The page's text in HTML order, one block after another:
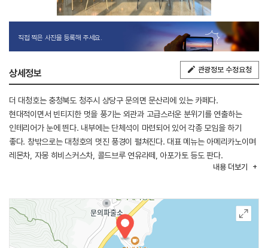
직접 찍은 사진을 등록해 주세요.
상세정보 관광정보 수정요청
더 대청호는 충청북도 청주시 상당구 문의면 문산리에 있는 카페다.
현대적이면서 빈티지한 멋을 풍기는 외관과 고급스러운 분위기를 연출하는
인테리어가 눈에 띈다. 내부에는 단체석이 마련되어 있어 각종 모임을 하기
좋다. 창밖으로는 대청호의 멋진 풍경이 펼쳐진다. 대표 메뉴는 아메리카노이며
레몬차, 자몽 히비스커스차, 콜드브루 연유라떼, 아포가토 등도 판다.
문의청남대 IC에서 가깝고 인근에 대청댐전망대, 문의문화재단지, 청남대가
내용 더보기